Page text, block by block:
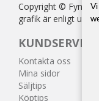
Copyright ©
grafik är enligt
KUNDSERVICE
Kontakta oss
Mina sidor
Säljtips
Köptips